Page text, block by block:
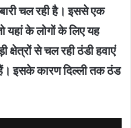
चल रही है। इससे एक
यहां के लोगों के लिए यह
क्षेत्रों से चल रही ठंडी हवाएं
हैं। इसके कारण दिल्ली तक ठंड